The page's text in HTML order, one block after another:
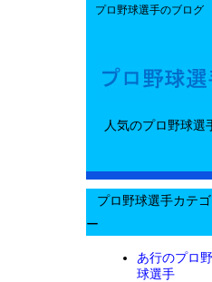
プロ野球選手のブログ
人気のプロ野球選
プロ野球選手カテゴ
ー
あ行のプロ野
球選手